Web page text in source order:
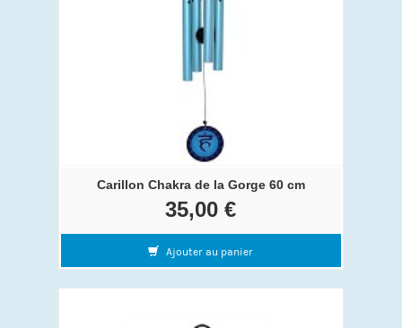
Carillon Chakra de la Gorge 60 cm
35,00 €
Ajouter au panier